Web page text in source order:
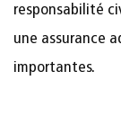
responsabilité
une assurance
importantes.